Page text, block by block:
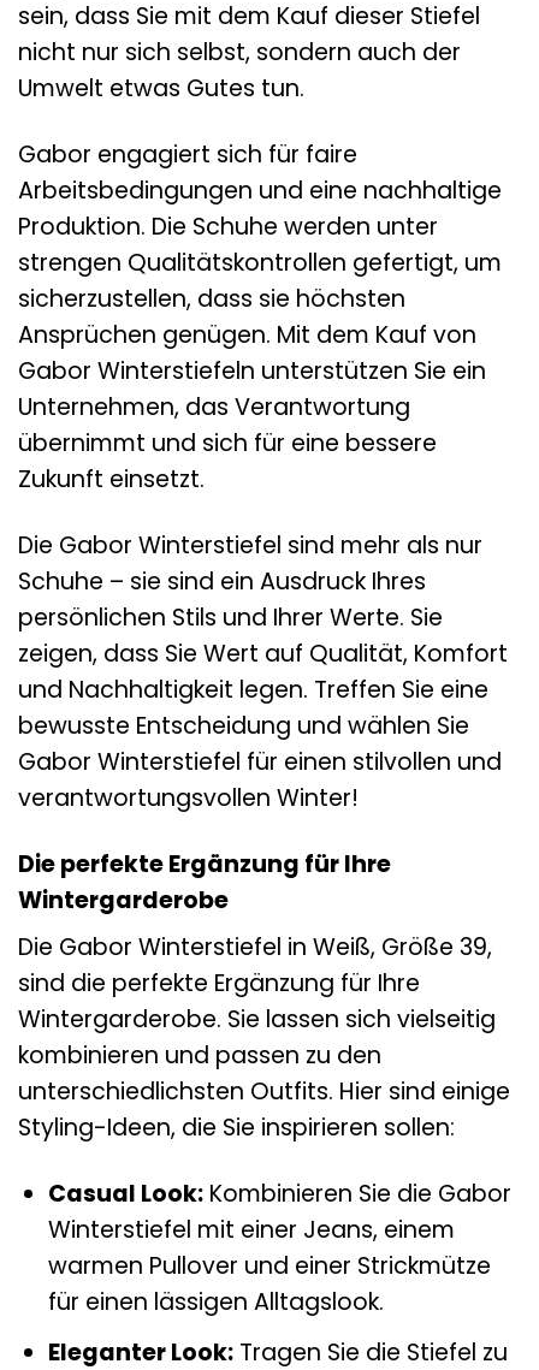
sein, dass Sie mit dem Kauf dieser Stiefel
nicht nur sich selbst, sondern auch der
Umwelt etwas Gutes tun.
Gabor engagiert sich für faire
Arbeitsbedingungen und eine nachhaltige
Produktion. Die Schuhe werden unter
strengen Qualitätskontrollen gefertigt, um
sicherzustellen, dass sie höchsten
Ansprüchen genügen. Mit dem Kauf von
Gabor Winterstiefeln unterstützen Sie ein
Unternehmen, das Verantwortung
übernimmt und sich für eine bessere
Zukunft einsetzt.
Die Gabor Winterstiefel sind mehr als nur
Schuhe – sie sind ein Ausdruck Ihres
persönlichen Stils und Ihrer Werte. Sie
zeigen, dass Sie Wert auf Qualität, Komfort
und Nachhaltigkeit legen. Treffen Sie eine
bewusste Entscheidung und wählen Sie
Gabor Winterstiefel für einen stilvollen und
verantwortungsvollen Winter!
Die perfekte Ergänzung für Ihre
Wintergarderobe
Die Gabor Winterstiefel in Weiß, Größe 39,
sind die perfekte Ergänzung für Ihre
Wintergarderobe. Sie lassen sich vielseitig
kombinieren und passen zu den
unterschiedlichsten Outfits. Hier sind einige
Styling-Ideen, die Sie inspirieren sollen:
Casual Look:Kombinieren Sie die Gabor
Winterstiefel mit einer Jeans, einem
warmen Pullover und einer Strickmütze
für einen lässigen Alltagslook.
Eleganter Look:Tragen Sie die Stiefel zu